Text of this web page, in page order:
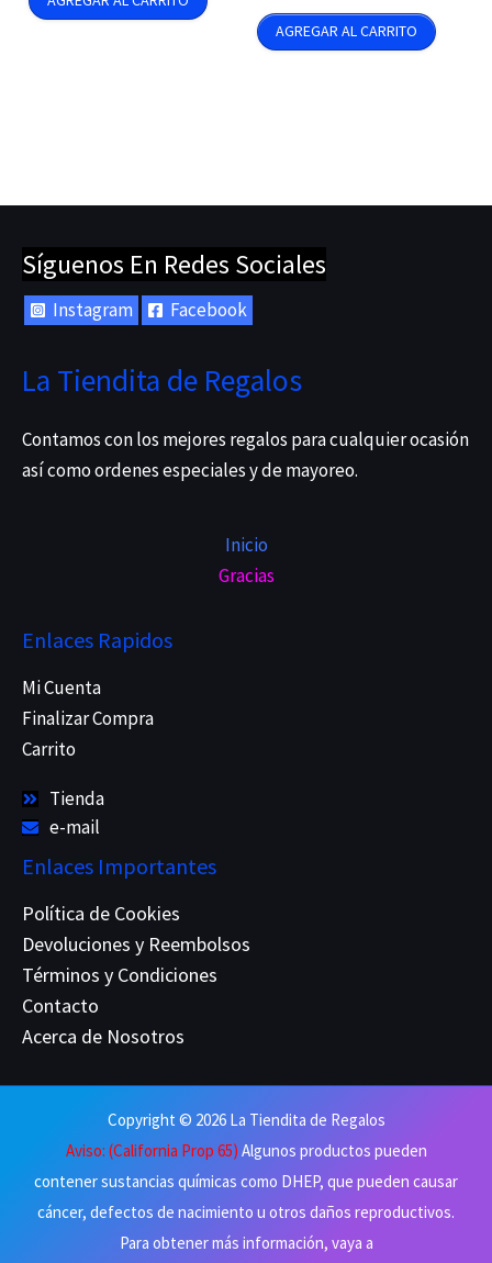
era:
es:
AGREGAR AL CARRITO
Síguenos En Redes Sociales
Instagram Facebook
La Tiendita de Regalos
Contamos con los mejores regalos para cualquier ocasión
así como ordenes especiales y de mayoreo.
Inicio
Gracias
Enlaces Rapidos
Mi Cuenta
Finalizar Compra
Carrito
Tienda
e-mail
Enlaces Importantes
Política de Cookies
Devoluciones y Reembolsos
Términos y Condiciones
Contacto
Acerca de Nosotros
Copyright © 2026 La Tiendita de Regalos
Aviso: (California Prop 65) Algunos productos pueden
contener sustancias químicas como DHEP, que pueden causar
cáncer, defectos de nacimiento u otros daños reproductivos.
Para obtener más información, vaya a